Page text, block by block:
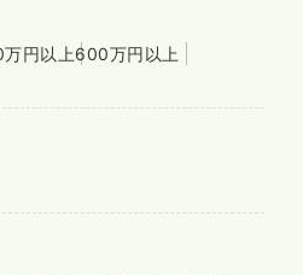
円以上600万円以上